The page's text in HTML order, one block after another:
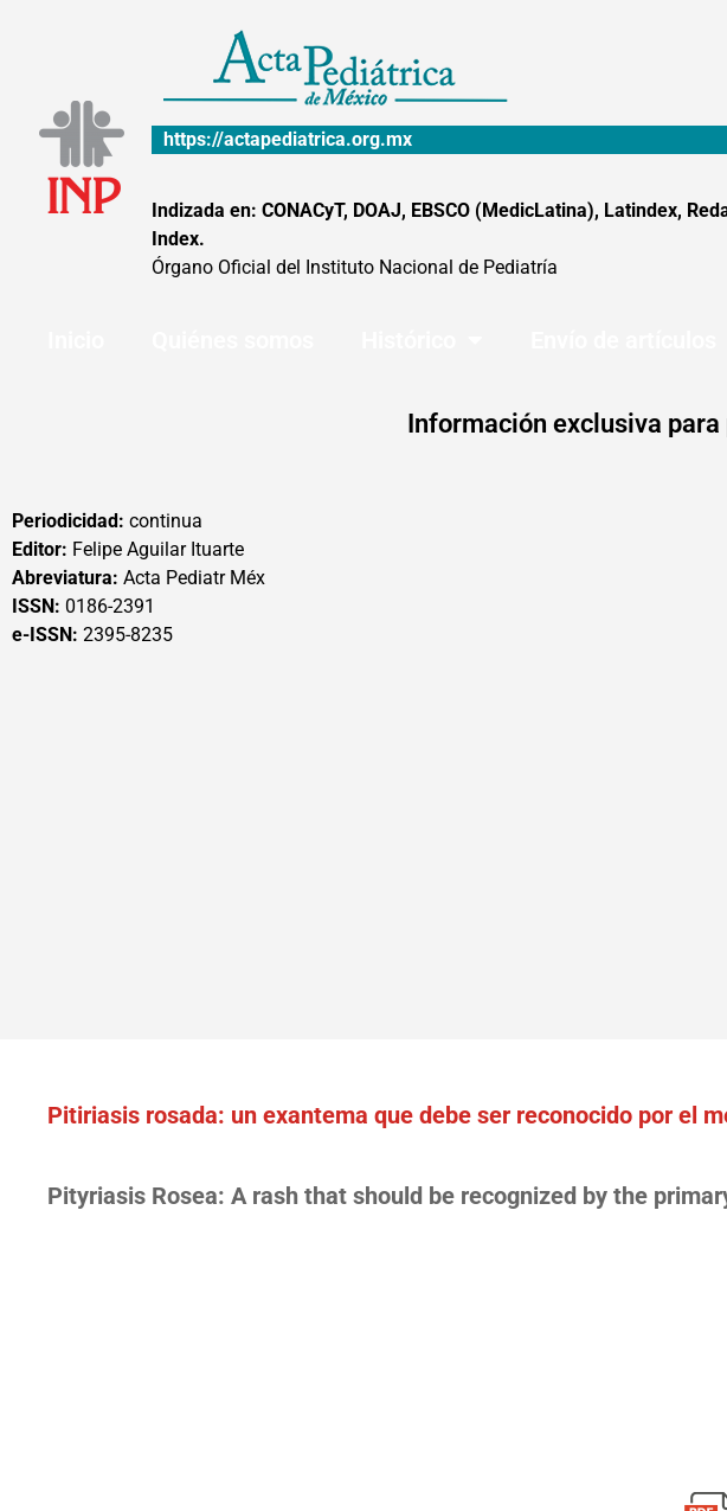
https://actapediatrica.org.mx
Indizada en: CONACyT, DOAJ, EBSCO (MedicLatina), Latindex,
Index.
Órgano Oficial del Instituto Nacional de Pediatría
Información exclusiva
Periodicidad: continua
Editor: Felipe Aguilar Ituarte
Abreviatura: Acta Pediatr Méx
ISSN: 0186-2391
e-ISSN: 2395-8235
Pitiriasis rosada: un exantema que debe ser reconocido por el
Pityriasis Rosea: A rash that should be recognized by the